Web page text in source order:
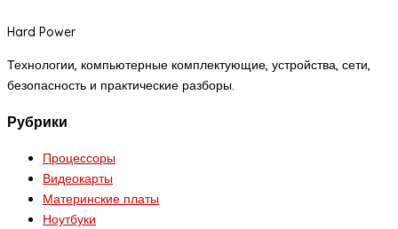
Hard Power
Технологии, компьютерные комплектующие, устройства, сети,
безопасность и практические разборы.
Рубрики
Процессоры
Видеокарты
Материнские платы
Ноутбуки